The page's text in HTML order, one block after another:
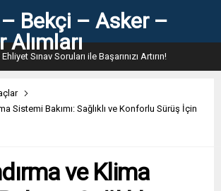
Ehliyet Sınav Soruları ile Başarınızı Artırın!
Sistemi Bakımı: Sağlıklı ve Konforlu Sürüş İçin
ve Klima